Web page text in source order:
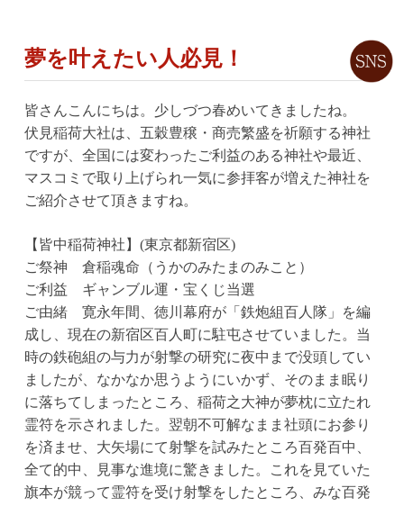
夢を叶えたい人必見！
皆さんこんにちは。少しづつ春めいてきましたね。
伏見稲荷大社は、五穀豊穣・商売繁盛を祈願する神社
ですが、全国には変わったご利益のある神社や最近、
マスコミで取り上げられ一気に参拝客が増えた神社を
ご紹介させて頂きますね。
【皆中稲荷神社】(東京都新宿区)
ご祭神 倉稲魂命（うかのみたまのみこと）
ご利益 ギャンブル運・宝くじ当選
ご由緒 寛永年間、徳川幕府が「鉄炮組百人隊」を編
成し、現在の新宿区百人町に駐屯させていました。当
時の鉄砲組の与力が射撃の研究に夜中まで没頭してい
ましたが、なかなか思うようにいかず、そのまま眠り
に落ちてしまったところ、稲荷之大神が夢枕に立たれ
霊符を示されました。翌朝不可解なまま社頭にお参り
を済ませ、大矢場にて射撃を試みたところ百発百中、
全て的中、見事な進境に驚きました。これを見ていた
旗本が競って霊符を受け射撃をしたところ、みな百発